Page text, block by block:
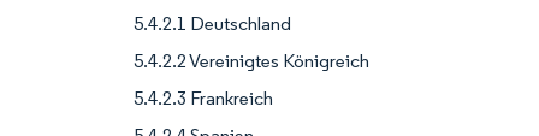
5.4.2.1 Deutschland
5.4.2.2 Vereinigtes Königreich
5.4.2.3 Frankreich